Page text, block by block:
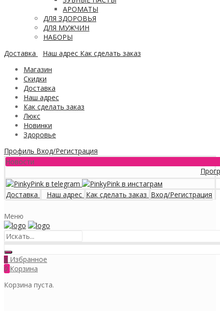
АРОМАТЫ
ДЛЯ ЗДОРОВЬЯ
ДЛЯ МУЖЧИН
НАБОРЫ
Доставка
Наш адрес Как сделать заказ
Магазин
Скидки
Доставка
Наш адрес
Как сделать заказ
Люкс
Новинки
Здоровье
Профиль Вход/Регистрация
Новости
Программа
Доставка Наш адрес Как сделать заказ Вход/Регистрация
Меню
0 Избранное
0 Корзина
Корзина пуста.